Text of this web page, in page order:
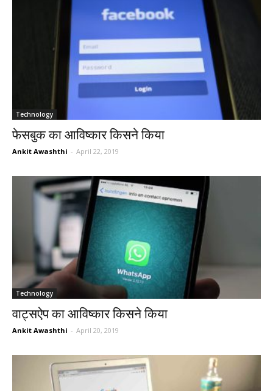
Technology
फेसबुक का आविष्कार किसने किया
Ankit Awashthi - April 22, 2019
Technology
वाट्सऐप का आविष्कार किसने किया
Ankit Awashthi - April 20, 2019